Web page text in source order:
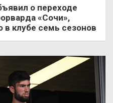
о переходе
«Сочи»,
в клубе семь сезонов